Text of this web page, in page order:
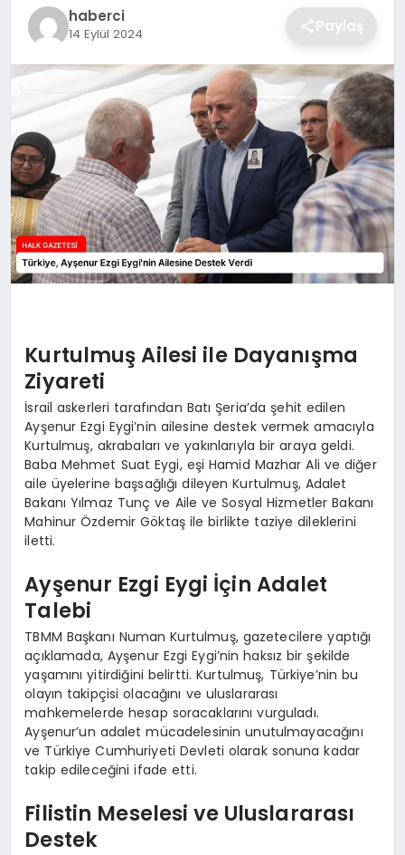
TEKNOLOJIhaberci
14 Eylül 2024 Paylaş
Kurtulmuş Ailesi ile Dayanışma
Ziyareti
İsrail askerleri tarafından Batı Şeria’da şehit edilen
Ayşenur Ezgi Eygi’nin ailesine destek vermek amacıyla
Kurtulmuş, akrabaları ve yakınlarıyla bir araya geldi.
Baba Mehmet Suat Eygi, eşi Hamid Mazhar Ali ve diğer
aile üyelerine başsağlığı dileyen Kurtulmuş, Adalet
Bakanı Yılmaz Tunç ve Aile ve Sosyal Hizmetler Bakanı
Mahinur Özdemir Göktaş ile birlikte taziye dileklerini
iletti.
Ayşenur Ezgi Eygi İçin Adalet
Talebi
TBMM Başkanı Numan Kurtulmuş, gazetecilere yaptığı
açıklamada, Ayşenur Ezgi Eygi’nin haksız bir şekilde
yaşamını yitirdiğini belirtti. Kurtulmuş, Türkiye’nin bu
olayın takipçisi olacağını ve uluslararası
mahkemelerde hesap soracaklarını vurguladı.
Ayşenur’un adalet mücadelesinin unutulmayacağını
ve Türkiye Cumhuriyeti Devleti olarak sonuna kadar
takip edileceğini ifade etti.
Filistin Meselesi ve Uluslararası
Destek